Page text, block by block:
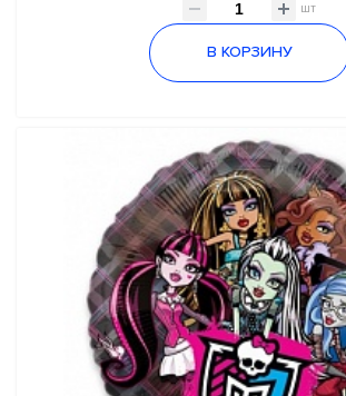
ПРАЗДНИК В СТИЛЕ шт
В КОРЗИНУ